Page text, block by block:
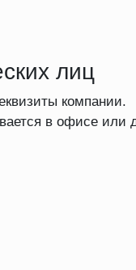
лиц
компании.
в офисе или